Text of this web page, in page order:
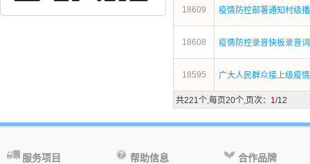
18609 疫情防控部署通知村级
18608 疫情防控录音快板录音
18595 广大人民群众接上级疫
共221个,每页20个,页次： 1/12
服务项目 帮助信息 合作品牌